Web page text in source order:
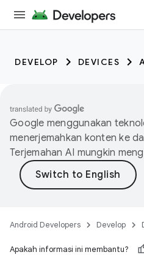
DEVELOP DEVICES
Google menggunakan
menerjemahkan konten ke
Terjemahan AI mungkin
Android Developers Develop
Apakah informasi ini membantu?